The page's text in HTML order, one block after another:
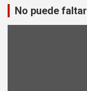
No puede faltar